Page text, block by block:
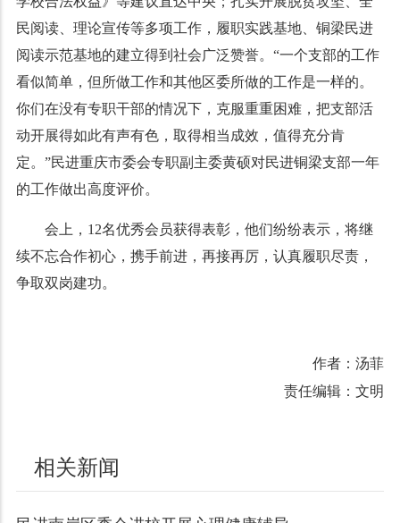
民阅读、理论宣传等多项工作，履职实践基地、铜梁民进
阅读示范基地的建立得到社会广泛赞誉。“一个支部的工作
看似简单，但所做工作和其他区委所做的工作是一样的。
你们在没有专职干部的情况下，克服重重困难，把支部活
动开展得如此有声有色，取得相当成效，值得充分肯
定。”民进重庆市委会专职副主委黄硕对民进铜梁支部一年
的工作做出高度评价。
会上，12名优秀会员获得表彰，他们纷纷表示，将继
续不忘合作初心，携手前进，再接再厉，认真履职尽责，
争取双岗建功。
作者：汤菲
责任编辑：文明
相关新闻